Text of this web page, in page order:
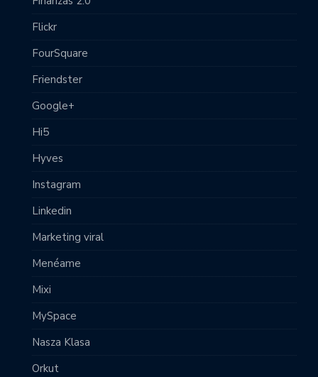
Flickr
FourSquare
Friendster
Google+
Hi5
Hyves
Instagram
Linkedin
Marketing viral
Menéame
Mixi
MySpace
Nasza Klasa
Orkut